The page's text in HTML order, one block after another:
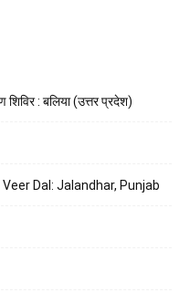
शिविर : बलिया (उत्तर प्रदेश)
Dal: Jalandhar, Punjab